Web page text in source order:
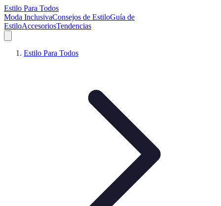
Estilo Para Todos
Moda InclusivaConsejos de EstiloGuía de
EstiloAccesoriosTendencias
Estilo Para Todos